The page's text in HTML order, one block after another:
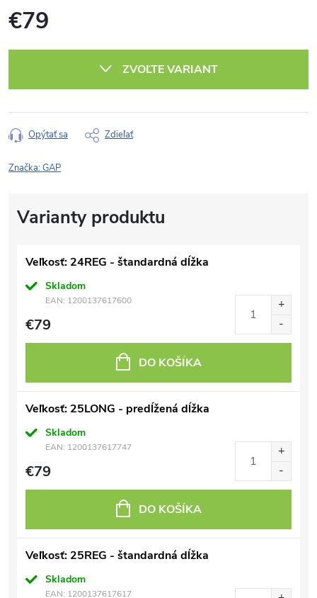
€79
ZVOĽTE VARIANT
Opýtať sa Zdieľať
Značka:GAP
Veľkosť: 24REG - štandardná dĺžka
Skladom
EAN: 1200137617600
€79
DO KOŠÍKA
Veľkosť: 25LONG - predĺžená dĺžka
Skladom
EAN: 1200137617747
€79
DO KOŠÍKA
Veľkosť: 25REG - štandardná dĺžka
Skladom
EAN: 1200137617617